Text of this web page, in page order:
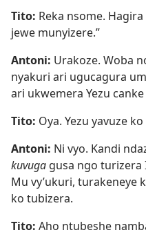
Tito: Reka nsome.
jewe munyizere.”
Antoni: Urakoze. Woba
nyakuri ari ugucagura
ari ukwemera Yezu canke
Tito: Oya. Yezu yavuze
Antoni: Ni vyo. Kandi
kuvuga gusa ngo turizera
Mu vy’ukuri, turakeneye
ko tubizera.
Tito: Aho ntubeshe